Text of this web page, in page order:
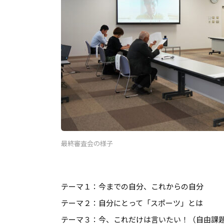
最終審査会の様子
テーマ１：今までの自分、これからの自分
テーマ２：自分にとって「スポーツ」とは
テーマ３：今、これだけは言いたい！（自由課